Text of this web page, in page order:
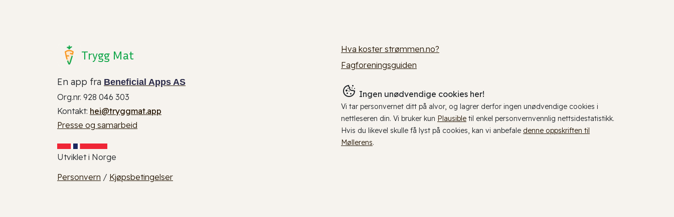
Trygg Mat
En app fra Beneficial Apps AS
Org.nr. 928 046 303
Kontakt: hei@tryggmat.app
Presse og samarbeid
Utviklet i Norge
Personvern / Kjøpsbetingelser
Hva koster strømmen.no?
Fagforeningsguiden
Ingen unødvendige cookies her!
Vi tar personvernet ditt på alvor, og lagrer derfor ingen unødvendige cookies i
nettleseren din. Vi bruker kun Plausible til enkel personvernvennlig nettsidestatistikk.
Hvis du likevel skulle få lyst på cookies, kan vi anbefale denne oppskriften til
Møllerens.